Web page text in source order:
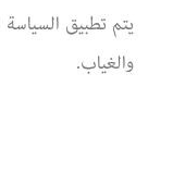
يتم تطبيق السياسة
والغياب.